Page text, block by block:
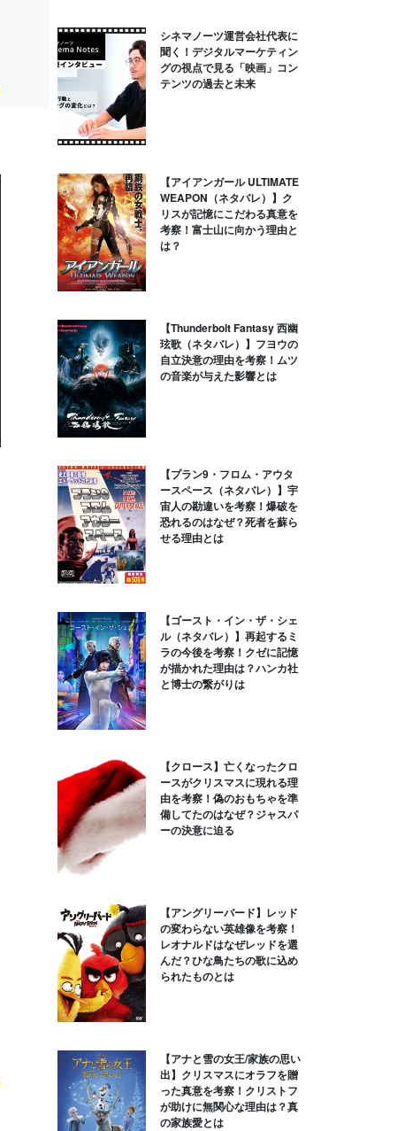
シネマノーツ運営会社代表に
聞く！デジタルマーケティン
グの視点で見る「映画」コン
テンツの過去と未来
【アイアンガール ULTIMATE
WEAPON（ネタバレ）】ク
リスが記憶にこだわる真意を
考察！富士山に向かう理由と
は？
【Thunderbolt Fantasy 西幽
玹歌（ネタバレ）】フヨウの
自立決意の理由を考察！ムツ
の音楽が与えた影響とは
【プラン9・フロム・アウタ
ースペース（ネタバレ）】宇
宙人の勘違いを考察！爆破を
恐れるのはなぜ？死者を蘇ら
せる理由とは
【ゴースト・イン・ザ・シェ
ル（ネタバレ）】再起するミ
ラの今後を考察！クゼに記憶
が描かれた理由は？ハンカ社
と博士の繋がりは
【クロース】亡くなったクロ
ースがクリスマスに現れる理
由を考察！偽のおもちゃを準
備してたのはなぜ？ジャスパ
ーの決意に迫る
【アングリーバード】レッド
の変わらない英雄像を考察！
レオナルドはなぜレッドを選
んだ？ひな鳥たちの歌に込め
られたものとは
【アナと雪の女王/家族の思い
出】クリスマスにオラフを贈
った真意を考察！クリストフ
が助けに無関心な理由は？真
の家族愛とは